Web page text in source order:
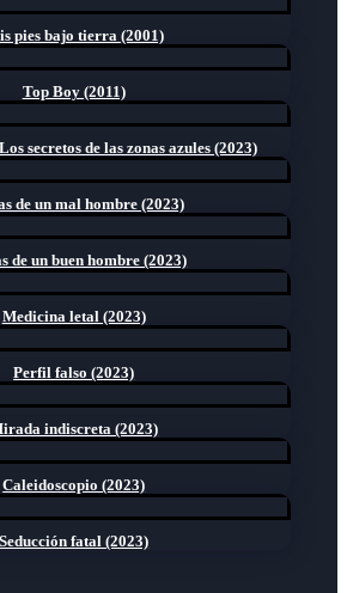
pies bajo tierra (2001)
Top Boy (2011)
secretos de las zonas azules (2023)
de un mal hombre (2023)
de un buen hombre (2023)
Medicina letal (2023)
Perfil falso (2023)
indiscreta (2023)
Caleidoscopio (2023)
Seducción fatal (2023)